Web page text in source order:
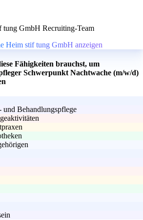
tung GmbH Recruiting-Team
Heim stif tung GmbH anzeigen
Fähigkeiten brauchst, um
Schwerpunkt Nachtwache (m/w/d)
Behandlungspflege